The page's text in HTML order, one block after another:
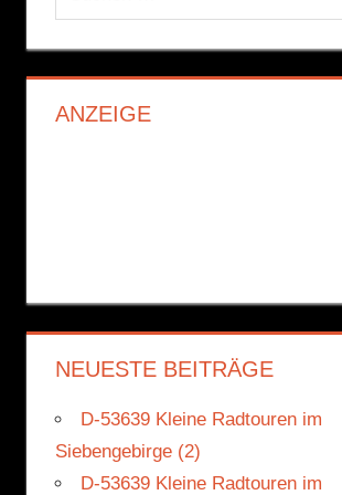
nach:
ANZEIGE
NEUESTE BEITRÄGE
D-53639 Kleine Radtouren im
Siebengebirge (2)
D-53639 Kleine Radtouren im